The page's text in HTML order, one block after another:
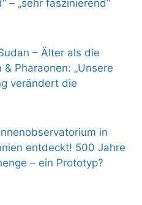
– „sehr faszinierend“
– Älter als die
& Pharaonen: „Unsere
verändert die
in
entdeckt! 500 Jahre
– ein Prototyp?